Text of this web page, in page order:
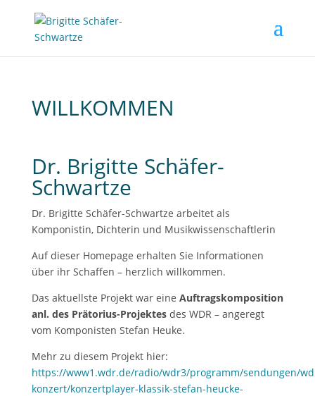
WILLKOMMEN
Dr. Brigitte Schäfer-
Schwartze
Dr. Brigitte Schäfer-Schwartze arbeitet als
Komponistin, Dichterin und Musikwissenschaftlerin
Auf dieser Homepage erhalten Sie Informationen
über ihr Schaffen – herzlich willkommen.
Das aktuellste Projekt war eine Auftragskomposition
anl. des Prätorius-Projektesdes WDR – angeregt
vom Komponisten Stefan Heuke.
Mehr zu diesem Projekt hier:
https://www1.wdr.de/radio/wdr3/programm/sendungen/
konzert/konzertplayer-klassik-stefan-heucke-